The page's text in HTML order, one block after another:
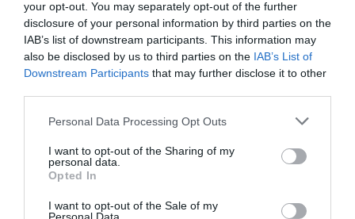
your opt-out. You may separately opt-out of the further
disclosure of your personal information by third parties on the
IAB’s list of downstream participants. This information may
also be disclosed by us to third parties on the IAB’s List of
Downstream Participants that may further disclose it to other
Personal Data Processing Opt Outs
I want to opt-out of the Sharing of my
personal data.
Opted In
I want to opt-out of the Sale of my
Badissi novembria commenté l'article :
Nice–Corse : ces vols électriques qui se profilent à
l’horizon 2030
histoire de l'aviation